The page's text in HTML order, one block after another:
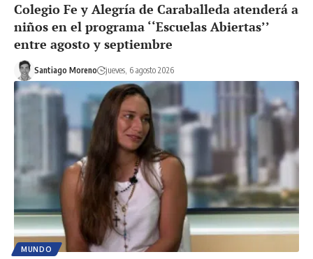
Colegio Fe y Alegría de Caraballeda atenderá a
niños en el programa ‘‘Escuelas Abiertas’’
entre agosto y septiembre
Santiago Moreno jueves, 6 agosto 2026
MUNDO